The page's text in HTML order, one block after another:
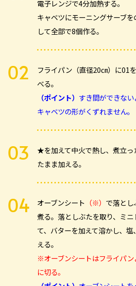
電子レンジで4分加熱する。
キャベツにモーニングサーブ
して全部で8個作る。
フライパン（直径20㎝）に01
べる。
（ポイント） すき間ができな
キャベツの形がくずれません。
★を加えて中火で熱し、煮立っ
たまま加える。
オーブンシート （※） で落とし
煮る。落としぶたを取り、ミ
て、バターを加えて溶かし、
える。
※オーブンシートはフライパ
に切る。